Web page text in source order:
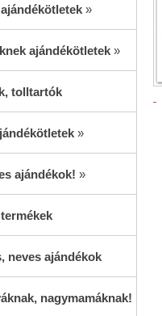
»
ajándékötletek »
tolltartók
»
ajándékok! »
neves ajándékok
nagymamáknak!